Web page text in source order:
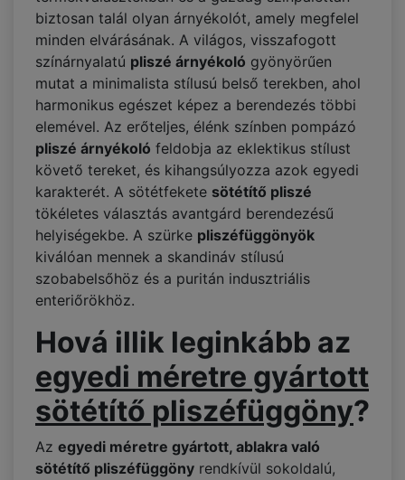
biztosan talál olyan árnyékolót, amely megfelel
minden elvárásának. A világos, visszafogott
színárnyalatú pliszé árnyékoló gyönyörűen
mutat a minimalista stílusú belső terekben, ahol
harmonikus egészet képez a berendezés többi
elemével. Az erőteljes, élénk színben pompázó
pliszé árnyékoló feldobja az eklektikus stílust
követő tereket, és kihangsúlyozza azok egyedi
karakterét. A sötétfekete sötétítő pliszé
tökéletes választás avantgárd berendezésű
helyiségekbe. A szürke pliszéfüggönyök
kiválóan mennek a skandináv stílusú
szobabelsőhöz és a puritán indusztriális
enteriőrökhöz.
Hová illik leginkább az
egyedi méretre gyártott
sötétítő pliszéfüggöny?
Az egyedi méretre gyártott, ablakra való
sötétítő pliszéfüggöny rendkívül sokoldalú,